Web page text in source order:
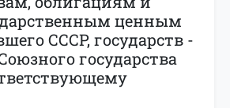
ценным
СССР, государств -
государства